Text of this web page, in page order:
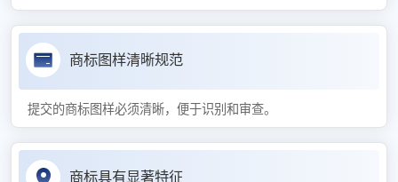
商标图样清晰规范
提交的商标图样必须清晰，便于识别和审查。
商标具有显著特征